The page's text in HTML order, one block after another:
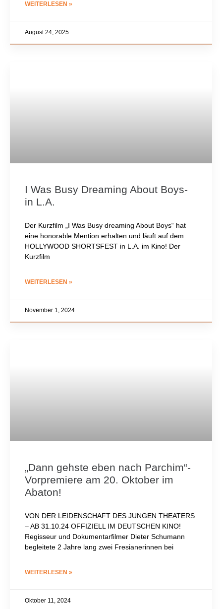
WEITERLESEN »
August 24, 2025
I Was Busy Dreaming About Boys-
in L.A.
Der Kurzfilm „I Was Busy dreaming About Boys“ hat
eine honorable Mention erhalten und läuft auf dem
HOLLYWOOD SHORTSFEST in L.A. im Kino! Der
Kurzfilm
WEITERLESEN »
November 1, 2024
„Dann gehste eben nach Parchim“-
Vorpremiere am 20. Oktober im
Abaton!
VON DER LEIDENSCHAFT DES JUNGEN THEATERS
– AB 31.10.24 OFFIZIELL IM DEUTSCHEN KINO!
Regisseur und Dokumentarfilmer Dieter Schumann
begleitete 2 Jahre lang zwei Fresianerinnen bei
WEITERLESEN »
Oktober 11, 2024